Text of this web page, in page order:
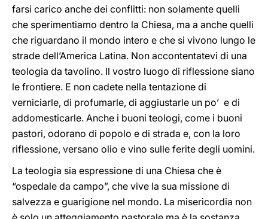
farsi carico anche dei conflitti: non solamente quelli
che sperimentiamo dentro la Chiesa, ma a anche quelli
che riguardano il mondo intero e che si vivono lungo le
strade dell’America Latina. Non accontentatevi di una
teologia da tavolino. Il vostro luogo di riflessione siano
le frontiere. E non cadete nella tentazione di
verniciarle, di profumarle, di aggiustarle un po’ e di
addomesticarle. Anche i buoni teologi, come i buoni
pastori, odorano di popolo e di strada e, con la loro
riflessione, versano olio e vino sulle ferite degli uomini.
La teologia sia espressione di una Chiesa che è
“ospedale da campo”, che vive la sua missione di
salvezza e guarigione nel mondo. La misericordia non